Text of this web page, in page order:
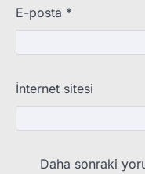
E-posta *
İnternet sitesi
Daha sonraki